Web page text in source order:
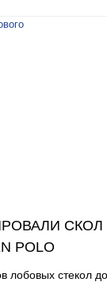
POLO
лобовых стекол